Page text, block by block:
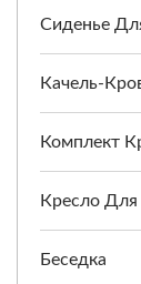
Сиденье
Качель-
Комплект
Кресло
Беседка